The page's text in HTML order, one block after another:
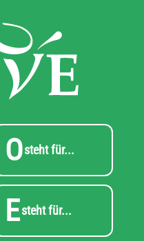
Osteht für...
Esteht für...